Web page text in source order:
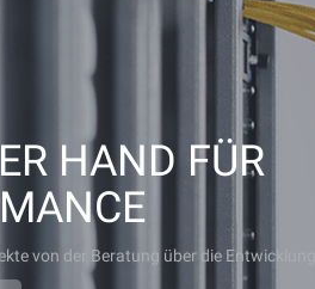
HAND FÜR
von der Beratung über die